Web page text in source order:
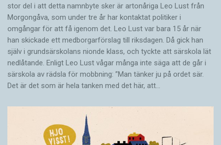
stor del i att detta namnbyte sker är artonåriga Leo Lust från
Morgongåva, som under tre år har kontaktat politiker i
omgångar för att få igenom det. Leo Lust var bara 15 år när
han skickade ett medborgarförslag till riksdagen. Då gick han
själv i grundsärskolans nionde klass, och tyckte att särskola lät
nedlåtande. Enligt Leo Lust vågar många inte säga att de går i
särskola av rädsla för mobbning: ”Man tänker ju på ordet sär.
Det är det som är hela tanken med det här, att…